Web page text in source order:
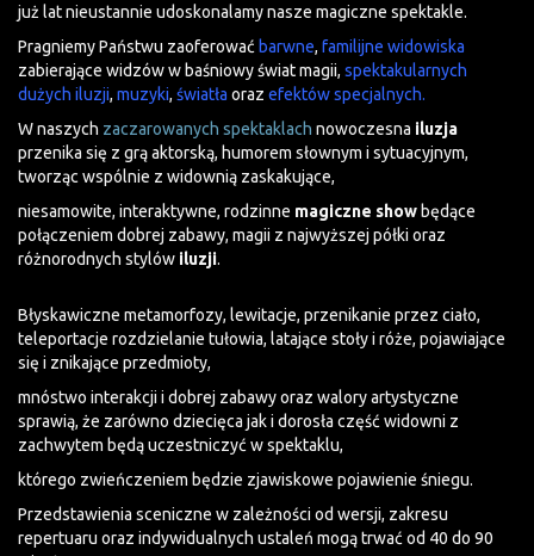
już lat nieustannie udoskonalamy nasze magiczne spektakle.
Pragniemy Państwu zaoferowaćbarwne, familijne widowiska
zabierające widzów w baśniowy świat magii, spektakularnych
dużych iluzji, muzyki, światła oraz efektówspecjalnych.
W naszych zaczarowanych spektaklach nowoczesna iluzja
przenika się z grą aktorską, humorem słownym i sytuacyjnym,
tworząc wspólnie z widownią zaskakujące,
niesamowite, interaktywne, rodzinne magiczne showbędące
połączeniem dobrej zabawy, magii z najwyższej półki oraz
różnorodnych stylów iluzji.
Błyskawiczne metamorfozy, lewitacje, przenikanie przez ciało,
teleportacje rozdzielanie tułowia, latające stoły i róże, pojawiające
się i znikające przedmioty,
mnóstwo interakcji i dobrej zabawy oraz walory artystyczne
sprawią, że zarówno dziecięca jak i dorosła część widowni z
zachwytem będą uczestniczyć w spektaklu,
którego zwieńczeniem będzie zjawiskowe pojawienie śniegu.
Przedstawienia sceniczne w zależności od wersji, zakresu
repertuaru oraz indywidualnych ustaleń mogą trwać od 40 do 90